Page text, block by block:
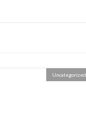
Uncategorized